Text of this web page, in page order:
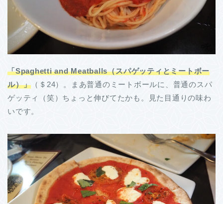
「Spaghetti and Meatballs（スパゲッティとミートボー
ル）」 （＄24）。まあ普通のミートボールに、普通のスパ
ゲッティ（笑）ちょっと伸びてたかも。見た目通りの味わ
いです。